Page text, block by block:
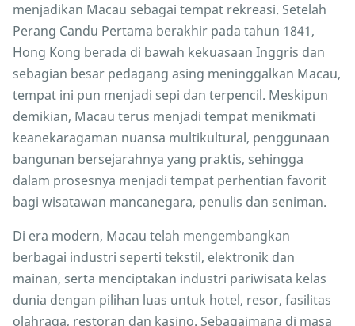
menjadikan Macau sebagai tempat rekreasi. Setelah
Perang Candu Pertama berakhir pada tahun 1841,
Hong Kong berada di bawah kekuasaan Inggris dan
sebagian besar pedagang asing meninggalkan Macau,
tempat ini pun menjadi sepi dan terpencil. Meskipun
demikian, Macau terus menjadi tempat menikmati
keanekaragaman nuansa multikultural, penggunaan
bangunan bersejarahnya yang praktis, sehingga
dalam prosesnya menjadi tempat perhentian favorit
bagi wisatawan mancanegara, penulis dan seniman.
Di era modern, Macau telah mengembangkan
berbagai industri seperti tekstil, elektronik dan
mainan, serta menciptakan industri pariwisata kelas
dunia dengan pilihan luas untuk hotel, resor, fasilitas
olahraga, restoran dan kasino. Sebagaimana di masa